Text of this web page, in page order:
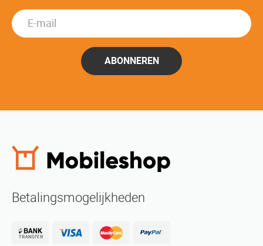
ABONNEREN
Betalingsmogelijkheden